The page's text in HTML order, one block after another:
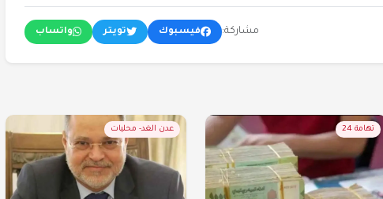
مشاركة: فيسبوك تويتر واتساب
تهامة 24 عدن الغد- محليات